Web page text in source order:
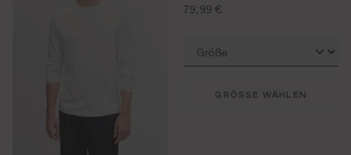
regulärer preis:
79,99 €
GRÖSSE WÄHLEN